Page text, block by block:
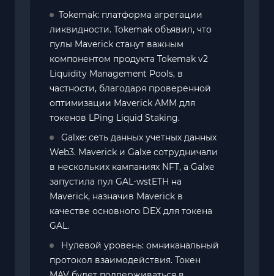
Tokemak: платформа агрегации
ликвидности. Tokemak объявил, что
пулы Maverick станут важным
компонентом продукта Tokemak v2
Liquidity Management Pools, в
частности, благодаря проверенной
оптимизации Maverick AMM для
токенов LPing Liquid Staking.
Galxe: сеть данных учетных данных
Web3. Maverick и Galxe сотрудничали
в нескольких кампаниях NFT, а Galxe
запустила пул GAL-wstETH на
Maverick, назначив Maverick в
качестве основного DEX для токена
GAL.
Нулевой уровень: омниканальный
протокол взаимодействия. Токен